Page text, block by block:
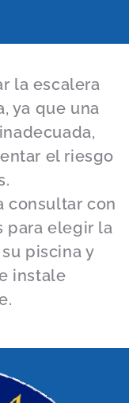
la escalera
ya que una
el riesgo
consultar con
para elegir la
piscina y
instale